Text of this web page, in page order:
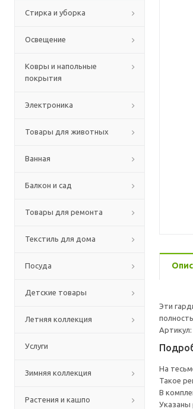
Стирка и уборка
Освещение
Ковры и напольные
покрытия
Электроника
Товары для животных
Ванная
Балкон и сад
Товары для ремонта
Текстиль для дома
Посуда
Детские товары
Летняя коллекция
Услуги
Зимняя коллекция
Растения и кашпо
Эти
Артикул:
На
Такое
В
Указаны